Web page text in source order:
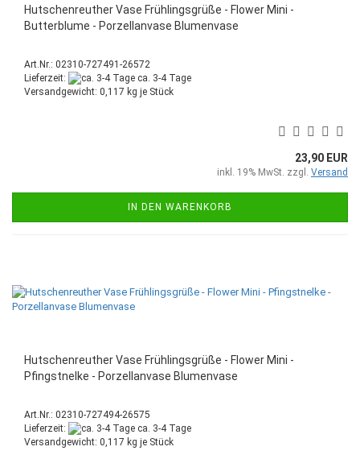
Hutschenreuther Vase Frühlingsgrüße - Flower Mini -
Butterblume - Porzellanvase Blumenvase
Art.Nr.: 02310-727491-26572
Lieferzeit:
ca. 3-4 Tage
Versandgewicht: 0,117 kg je Stück
23,90 EUR
inkl. 19% MwSt. zzgl. Versand
IN DEN WARENKORB
Hutschenreuther Vase Frühlingsgrüße - Flower Mini -
Pfingstnelke - Porzellanvase Blumenvase
Art.Nr.: 02310-727494-26575
Lieferzeit:
ca. 3-4 Tage
Versandgewicht: 0,117 kg je Stück